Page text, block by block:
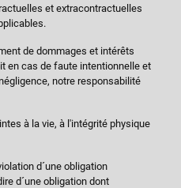
et extracontractuelles
de dommages et intérêts
en cas de faute intentionnelle et
notre responsabilité
à la vie, à l'intégrité physique
d´une obligation
d´une obligation dont